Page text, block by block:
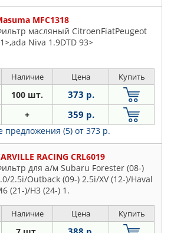
MFC1318
масляный CitroenFiatPeugeot
Niva 1.9DTD 93>
Наличие Цена Купить
100 шт. 373 р.
+ 359 р.
предложения (5) от 373 р.
RACING CRL6019
для а/м Subaru Forester (08-)
2.5i/Outback (09-) 2.5i/XV (12-)/Haval
(21-)/H3 (24-) 1.
Наличие Цена Купить